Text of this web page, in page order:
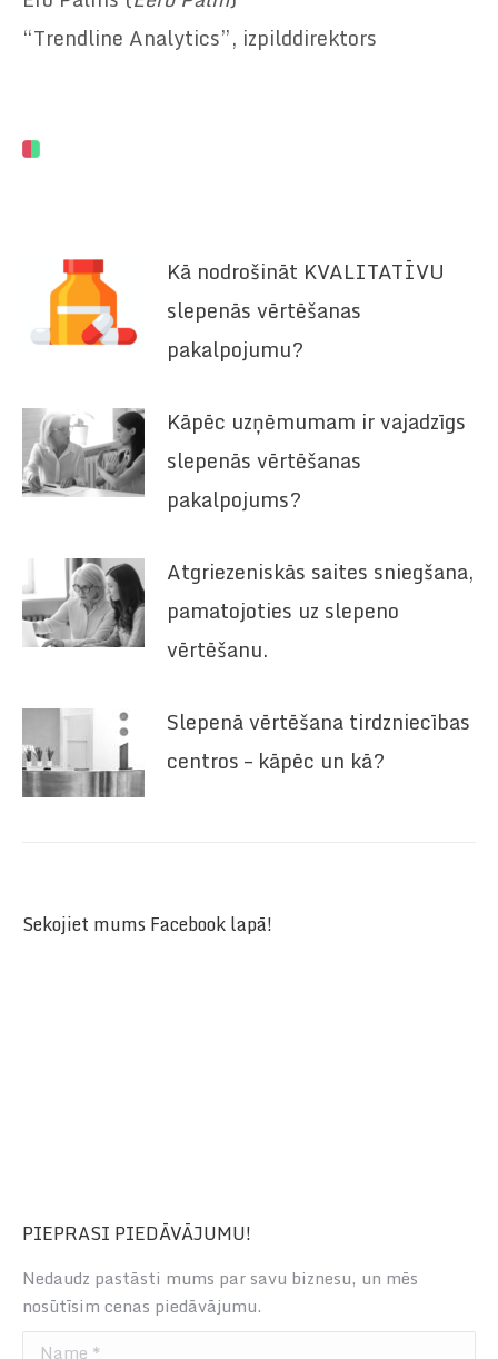
“Trendline Analytics”, izpilddirektors
Kā nodrošināt KVALITATĪVU
slepenās vērtēšanas
pakalpojumu?
Kāpēc uzņēmumam ir vajadzīgs
slepenās vērtēšanas
pakalpojums?
Atgriezeniskās saites sniegšana,
pamatojoties uz slepeno
vērtēšanu.
Slepenā vērtēšana tirdzniecības
centros – kāpēc un kā?
Sekojiet mums Facebook lapā!
PIEPRASI PIEDĀVĀJUMU!
Nedaudz pastāsti mums par savu biznesu, un mēs
nosūtīsim cenas piedāvājumu.
Name *